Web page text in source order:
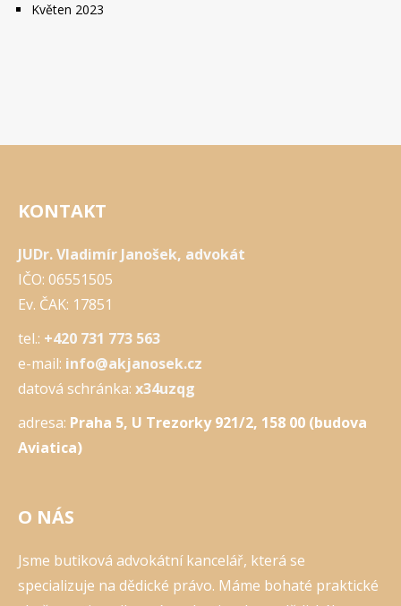
Květen 2023
KONTAKT
JUDr. Vladimír Janošek, advokát
IČO: 06551505
Ev. ČAK: 17851
tel.: +420 731 773 563
e-mail: info@akjanosek.cz
datová schránka: x34uzqg
adresa: Praha 5, U Trezorky 921/2, 158 00 (budova
Aviatica)
O NÁS
Jsme butiková advokátní kancelář, která se
specializuje na dědické právo. Máme bohaté praktické